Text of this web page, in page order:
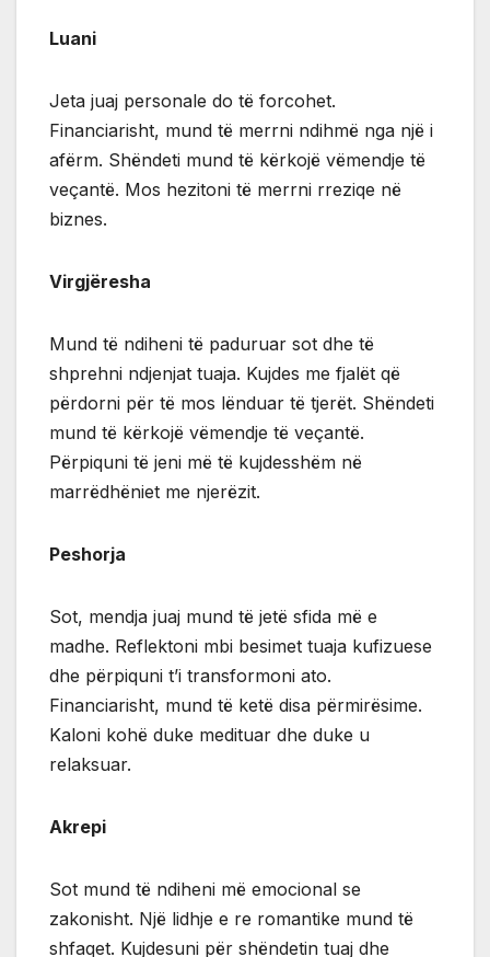
Luani
Jeta juaj personale do të forcohet.
Financiarisht, mund të merrni ndihmë nga një i
afërm. Shëndeti mund të kërkojë vëmendje të
veçantë. Mos hezitoni të merrni rreziqe në
biznes.
Virgjëresha
Mund të ndiheni të paduruar sot dhe të
shprehni ndjenjat tuaja. Kujdes me fjalët që
përdorni për të mos lënduar të tjerët. Shëndeti
mund të kërkojë vëmendje të veçantë.
Përpiquni të jeni më të kujdesshëm në
marrëdhëniet me njerëzit.
Peshorja
Sot, mendja juaj mund të jetë sfida më e
madhe. Reflektoni mbi besimet tuaja kufizuese
dhe përpiquni t’i transformoni ato.
Financiarisht, mund të ketë disa përmirësime.
Kaloni kohë duke medituar dhe duke u
relaksuar.
Akrepi
Sot mund të ndiheni më emocional se
zakonisht. Një lidhje e re romantike mund të
shfaqet. Kujdesuni për shëndetin tuaj dhe